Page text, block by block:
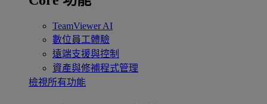
TeamViewer AI
數位員工體驗
遠端支援與控制
資產與修補程式管理
檢視所有功能